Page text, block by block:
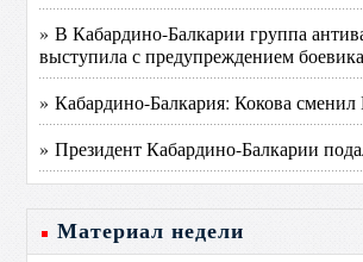
» В Кабардино-Балкарии группа
выступила с предупреждением
» Кабардино-Балкария: Кокова сменил
» Президент Кабардино-Балкарии
Материал недели